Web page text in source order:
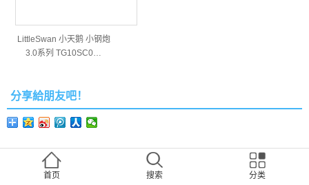
LittleSwan 小天鹅 小钢炮
3.0系列 TG10SC0…
分享給朋友吧！
扫一下到朋友圈
首页 搜索 分类